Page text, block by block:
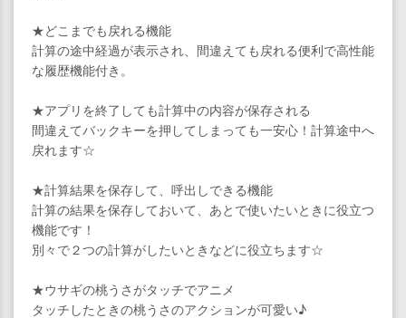
★どこまでも戻れる機能
計算の途中経過が表示され、間違えても戻れる便利で高性能
な履歴機能付き。
★アプリを終了しても計算中の内容が保存される
間違えてバックキーを押してしまっても一安心！計算途中へ
戻れます☆
★計算結果を保存して、呼出しできる機能
計算の結果を保存しておいて、あとで使いたいときに役立つ
機能です！
別々で２つの計算がしたいときなどに役立ちます☆
★ウサギの桃うさがタッチでアニメ
タッチしたときの桃うさのアクションが可愛い♪